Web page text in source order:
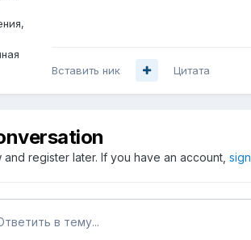
Вставить ник Цитата
register later. If you have an account,
в тему...